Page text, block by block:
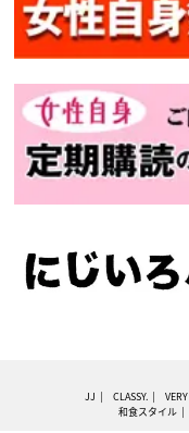
JJ CLASSY. VERY
和食スタイル